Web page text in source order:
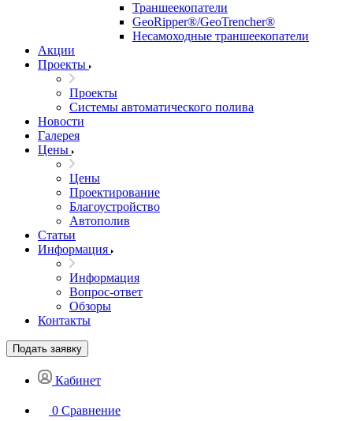
Траншеекопатели
GeoRipper®/GeoTrencher®
Несамоходные траншеекопатели
Акции
Проекты
Проекты
Системы автоматического полива
Новости
Галерея
Цены
Цены
Проектирование
Благоустройство
Автополив
Статьи
Информация
Информация
Вопрос-ответ
Обзоры
Контакты
Подать заявку
Кабинет
0 Сравнение